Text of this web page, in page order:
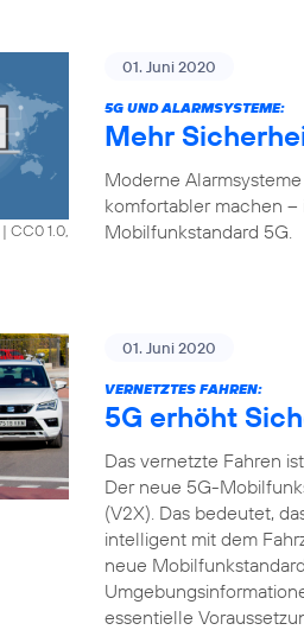
| CC0 1.0,
01. Juni 2020
5G UND ALARMSYSTEME:
Mehr
Moderne
komfortabler machen
Mobilfunkstandard 5G.
01. Juni 2020
VERNETZTES FAHREN:
5G erhöht
Das vernetzte Fahren
Der neue 5G-
(V2X). Das bedeutet,
intelligent mit dem
neue
essentielle